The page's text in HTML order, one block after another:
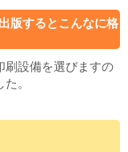
版するとこんなに格
刷設備を選びますの
。